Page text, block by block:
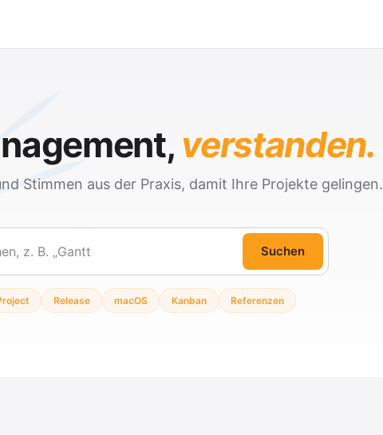
verstanden.
Stimmen aus der Praxis, damit Ihre Projekte gelingen.
Suchen
Release macOS Kanban Referenzen